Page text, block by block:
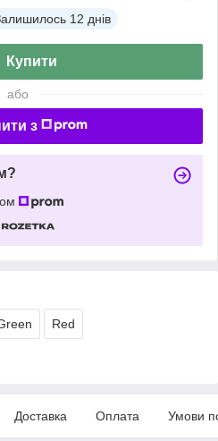
12 днів
Купити
або
з
Red
Доставка Оплата Умови